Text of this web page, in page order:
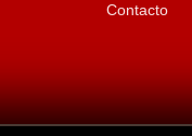
Contacto